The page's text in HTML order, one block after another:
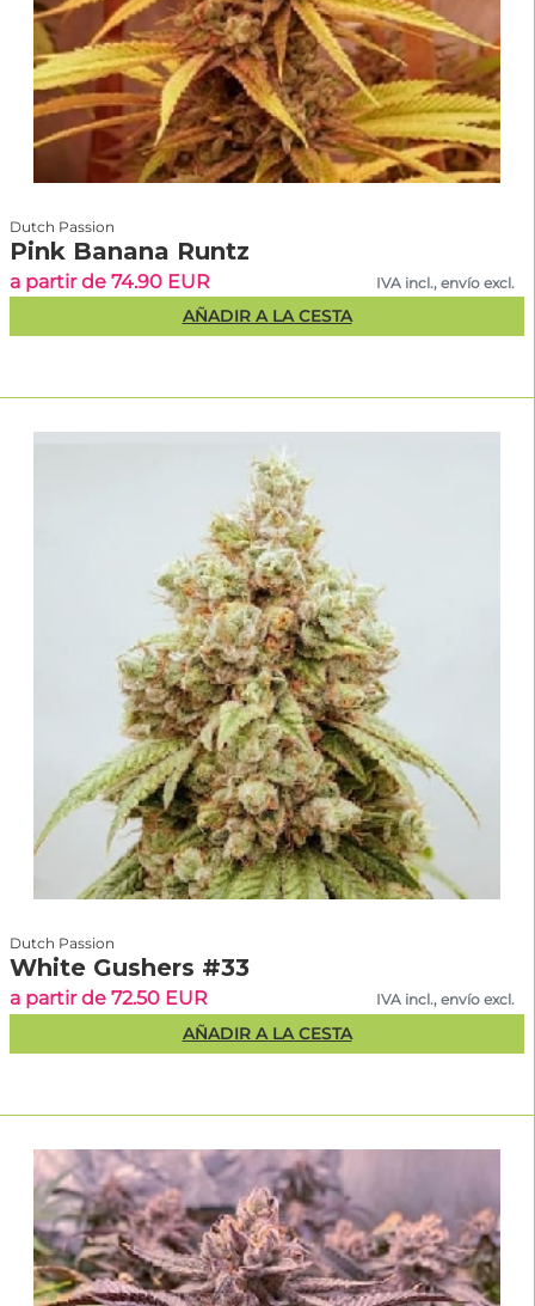
Dutch Passion
Pink Banana Runtz
a partir de 74.90 EUR IVA incl., envío excl.
AÑADIR A LA CESTA
Dutch Passion
White Gushers #33
a partir de 72.50 EUR IVA incl., envío excl.
AÑADIR A LA CESTA